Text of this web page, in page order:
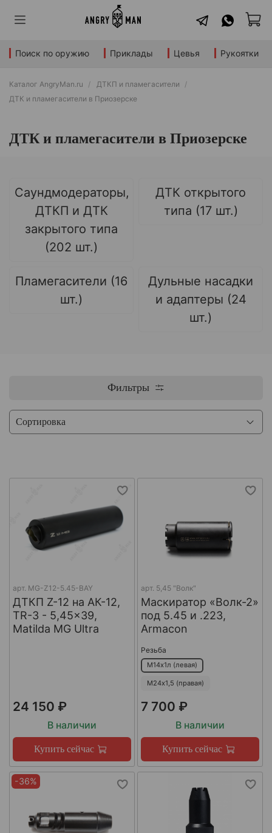
Поиск по оружию Приклады Цевья Рукоятки
Каталог AngryMan.ru
ДТКП и пламегасители
ДТК и пламегасители в Приозерске
ДТК и пламегасители в Приозерске
Саундмодераторы,
ДТКП и ДТК
закрытого типа
(202 шт.)
ДТК открытого
типа (17 шт.)
Пламегасители (16
шт.)
Дульные насадки
и адаптеры (24
шт.)
Фильтры
арт. MG-Z12-5.45-BAY
ДТКП Z-12 на АК-12,
TR-3 - 5,45x39,
Matilda MG Ultra
24 150 ₽
В наличии
Купить сейчас
арт. 5,45 "Волк"
Маскиратор «Волк-2»
под 5.45 и .223,
Armacon
Резьба
М14х1л (левая)
М24х1,5 (правая)
7 700 ₽
В наличии
Купить сейчас
-36%